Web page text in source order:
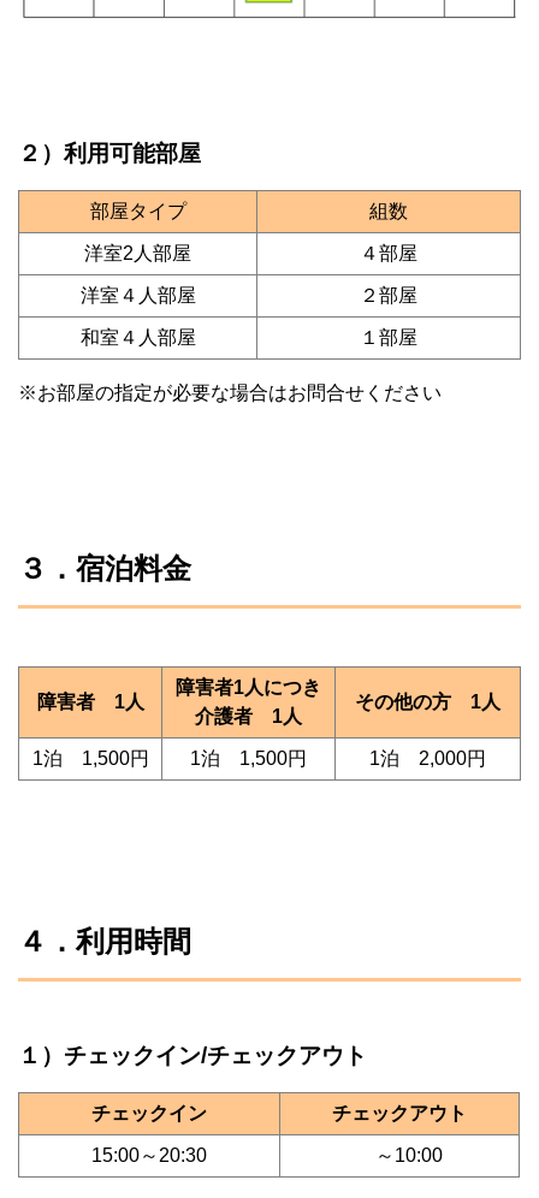
２）利用可能部屋
部屋タイプ 組数
洋室2人部屋 ４部屋
洋室４人部屋 ２部屋
和室４人部屋 １部屋
※お部屋の指定が必要な場合はお問合せください
３．宿泊料金
障害者 1人
障害者1人につき
介護者 1人
その他の方 1人
1泊 1,500円 1泊 1,500円 1泊 2,000円
４．利用時間
１）チェックイン/チェックアウト
チェックイン チェックアウト
15:00～20:30 ～10:00